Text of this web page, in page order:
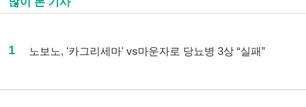
1 노보노, '카그리세마' vs마운자로 당뇨병 3상 “실패”